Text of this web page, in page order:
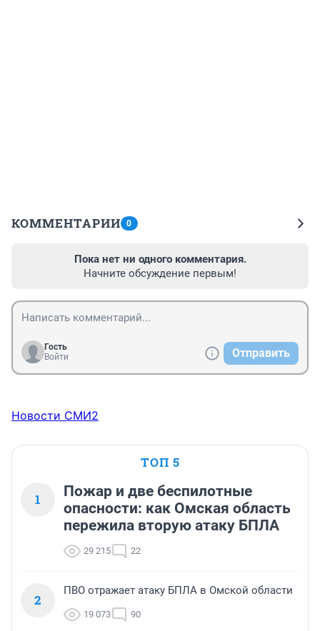
КОММЕНТАРИИ 0
Пока нет ни одного комментария.
Начните обсуждение первым!
Гость
Войти
Отправить
Новости СМИ2
ТОП 5
1
Пожар и две беспилотные
опасности: как Омская область
пережила вторую атаку БПЛА
29 215 22
2
ПВО отражает атаку БПЛА в Омской области
19 073 90